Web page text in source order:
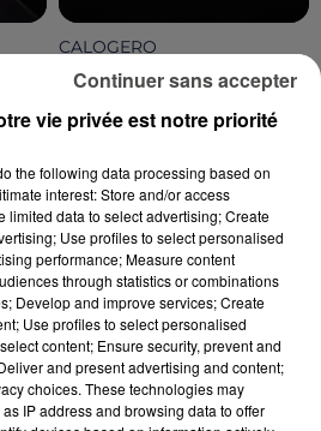
CALOGERO
Face À La Mer
DANIEL BALAVOINE
Le Chanteur
vie privée est notre priorité
the following data processing based on
interest: Store and/or access
limited data to select advertising; Create
Use profiles to select personalised
performance; Measure content
through statistics or combinations
Develop and improve services; Create
Use profiles to select personalised
content; Ensure security, prevent and
and present advertising and content;
choices. These technologies may
IP address and browsing data to offer
Continuer sans accepter